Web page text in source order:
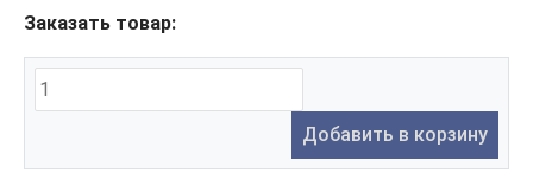
Заказать товар:
Добавить в корзину